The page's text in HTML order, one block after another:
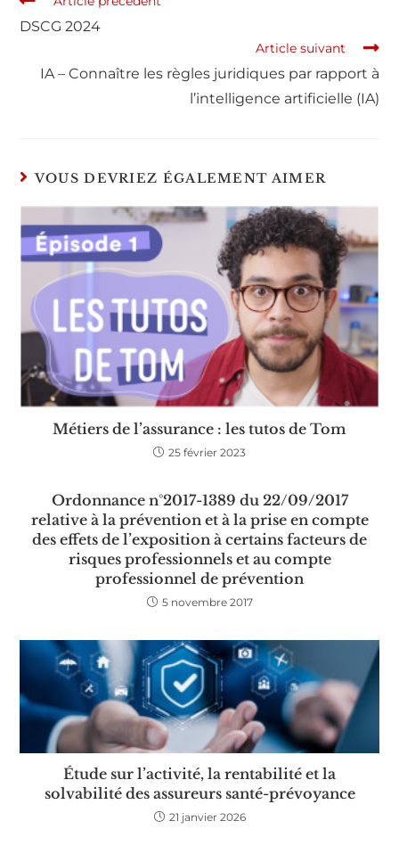
DSCG 2024
Article suivant
IA – Connaître les règles juridiques par rapport à
l’intelligence artificielle (IA)
VOUS DEVRIEZ ÉGALEMENT AIMER
Métiers de l’assurance : les tutos de Tom
25 février 2023
Ordonnance n°2017-1389 du 22/09/2017
relative à la prévention et à la prise en compte
des effets de l’exposition à certains facteurs de
risques professionnels et au compte
professionnel de prévention
5 novembre 2017
Étude sur l’activité, la rentabilité et la
solvabilité des assureurs santé-prévoyance
21 janvier 2026